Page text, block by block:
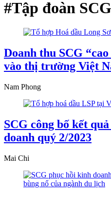
#Tập đoàn SCG
Doanh thu SCG
vào thị trường Việt
Nam Phong
SCG công bố kết
doanh quý 2/2023
Mai Chi